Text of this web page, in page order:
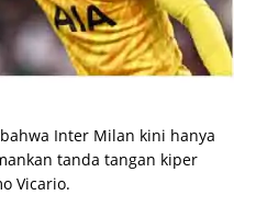
Inter Milan kini hanya
tanda tangan kiper
Vicario.